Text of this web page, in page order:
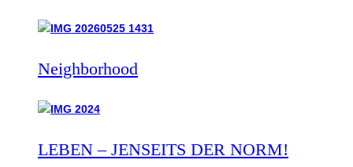
Neighborhood
LEBEN – JENSEITS DER NORM!